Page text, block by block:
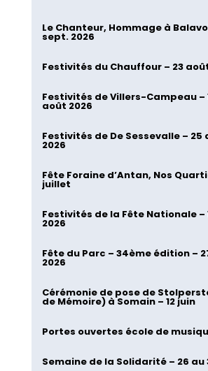
Le Chanteur, Hommage à
sept. 2026
Festivités du Chauffour – 23
Festivités de Villers-Campeau –
août 2026
Festivités de De Sessevalle – 25
2026
Fête Foraine d’Antan, Nos
juillet
Festivités de la Fête Nationale –
2026
Fête du Parc – 34ème édition –
2026
Cérémonie de pose de
de Mémoire) à Somain – 12 juin
Portes ouvertes école de
Semaine de la Solidarité – 26 au